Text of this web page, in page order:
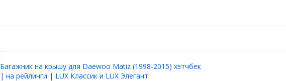
Багажник на крышу для Daewoo Matiz (1998-2015) хэтчбек
| на рейлинги | LUX Классик и LUX Элегант